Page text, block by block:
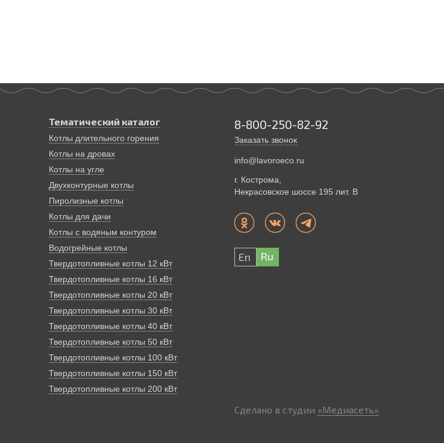
Тематический каталог
Котлы длительного горения
Котлы на дровах
Котлы на угле
Двухконтурные котлы
Пиролизные котлы
Котлы для дачи
Котлы с водяным контуром
Водогрейные котлы
Твердотопливные котлы 12 кВт
Твердотопливные котлы 16 кВт
Твердотопливные котлы 20 кВт
Твердотопливные котлы 30 кВт
Твердотопливные котлы 40 кВт
Твердотопливные котлы 50 кВт
Твердотопливные котлы 100 кВт
Твердотопливные котлы 150 кВт
Твердотопливные котлы 200 кВт
8-800-250-82-92
Заказать звонок
info@lavoroeco.ru
г. Кострома,
Некрасовское шоссе 195 лит. В
En Ru
Сделано в студии «Медиасеть»